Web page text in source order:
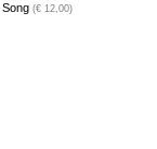
(€ 12,00)